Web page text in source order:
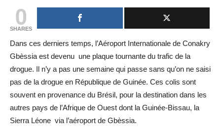
0
SHARES
Dans ces derniers temps, l’Aéroport Internationale de Conakry
Gbèssia est devenu une plaque tournante du trafic de la
drogue. Il n’y a pas une semaine qui passe sans qu’on ne saisi
pas de la drogue en République de Guinée. Ces colis sont
souvent en provenance du Brésil, pour la destination dans les
autres pays de l’Afrique de Ouest dont la Guinée-Bissau, la
Sierra Léone via l’aéroport de Gbèssia.